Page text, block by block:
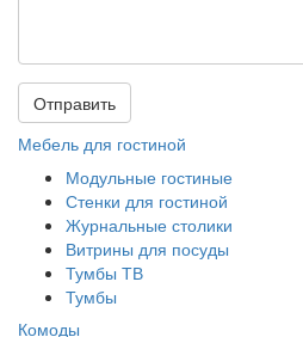
Отправить
Мебель для гостиной
Модульные гостиные
Стенки для гостиной
Журнальные столики
Витрины для посуды
Тумбы ТВ
Тумбы
Комоды